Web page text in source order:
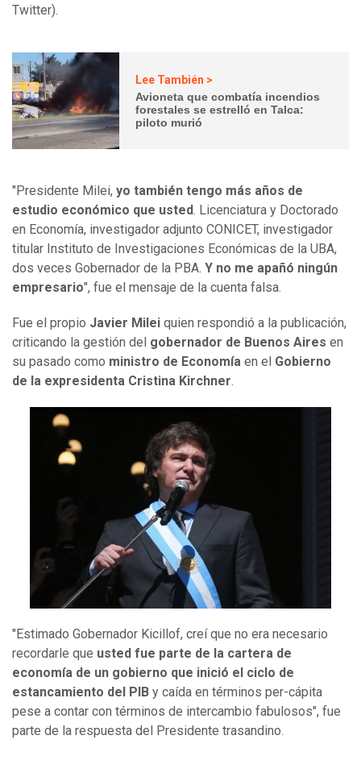
Twitter).
Lee También >
Avioneta que combatía incendios
forestales se estrelló en Talca:
piloto murió
"Presidente Milei, yo también tengo más años de
estudio económico que usted. Licenciatura y Doctorado
en Economía, investigador adjunto CONICET, investigador
titular Instituto de Investigaciones Económicas de la UBA,
dos veces Gobernador de la PBA. Y no me apañó ningún
empresario", fue el mensaje de la cuenta falsa.
Fue el propio Javier Milei quien respondió a la publicación,
criticando la gestión del gobernador de Buenos Aires en
su pasado como ministro de Economía en el Gobierno
de la expresidenta Cristina Kirchner.
"Estimado Gobernador Kicillof, creí que no era necesario
recordarle que usted fue parte de la cartera de
economía de un gobierno que inició el ciclo de
estancamiento del PIB y caída en términos per-cápita
pese a contar con términos de intercambio fabulosos", fue
parte de la respuesta del Presidente trasandino.